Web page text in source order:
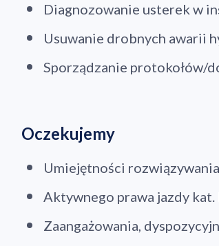
Diagnozowanie usterek w
Usuwanie drobnych awarii
Sporządzanie protokołów/
Oczekujemy
Umiejętności
Aktywnego prawa jazdy kat.
Zaangażowania,